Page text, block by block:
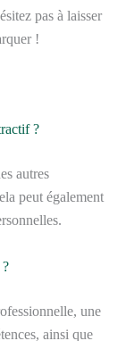
pas à laisser
!
?
autres
peut également
une
ainsi que